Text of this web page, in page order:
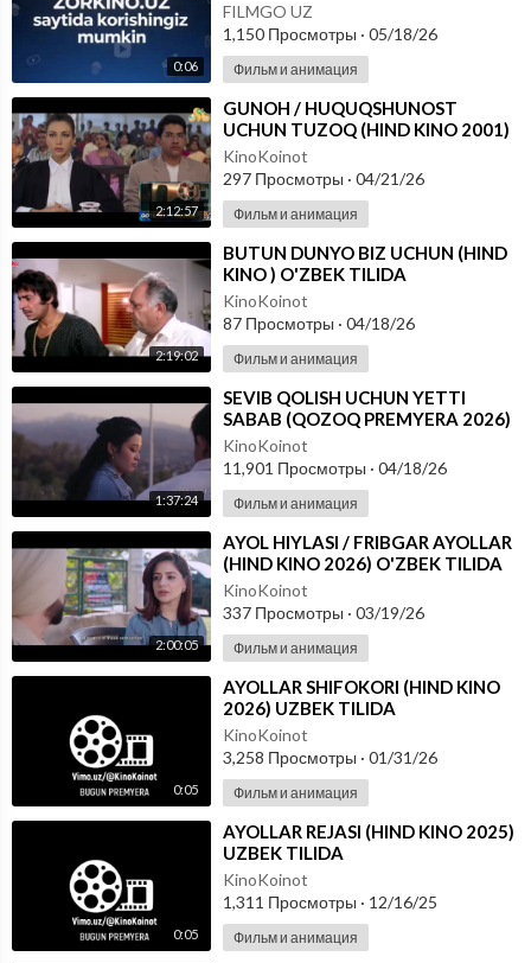
0:06
FILMGO UZ
1,150 Просмотры · 05/18/26
Фильм и анимация
2:12:57
⁣GUNOH / HUQUQSHUNOST
UCHUN TUZOQ (HIND KINO 2001)
UZBEK TILIDA
KinoKoinot
297 Просмотры · 04/21/26
Фильм и анимация
2:19:02
⁣BUTUN DUNYO BIZ UCHUN (HIND
KINO ) O'ZBEK TILIDA
KinoKoinot
87 Просмотры · 04/18/26
Фильм и анимация
1:37:24
⁣SEVIB QOLISH UCHUN YETTI
SABAB (QOZOQ PREMYERA 2026)
O'ZBEK TILIDA
KinoKoinot
11,901 Просмотры · 04/18/26
Фильм и анимация
2:00:05
⁣AYOL HIYLASI / FRIBGAR AYOLLAR
(HIND KINO 2026) O'ZBEK TILIDA
KinoKoinot
337 Просмотры · 03/19/26
Фильм и анимация
0:05
⁣AYOLLAR SHIFOKORI (HIND KINO
2026) UZBEK TILIDA
KinoKoinot
3,258 Просмотры · 01/31/26
Фильм и анимация
0:05
⁣AYOLLAR REJASI (HIND KINO 2025)
UZBEK TILIDA
KinoKoinot
1,311 Просмотры · 12/16/25
Фильм и анимация